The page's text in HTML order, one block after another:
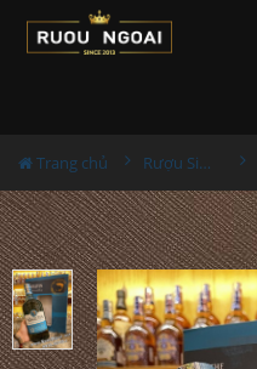
Trang chủ Rượu Singleton